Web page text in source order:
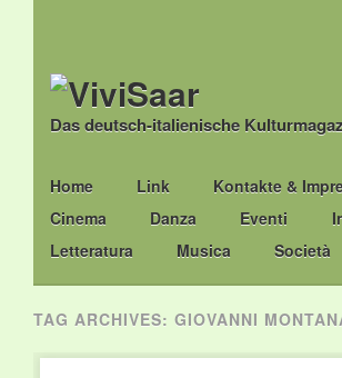
Das deutsch-italienische
Main menu
Skip
to
content
Home Link
Kontakte &
Cinema
Danza Eventi
Letteratura
Musica Società
TAG ARCHIVES: GIOVANNI